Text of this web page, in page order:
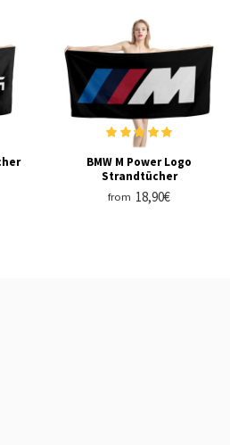
BMW M Power Logo
Strandtücher
from 18,90€